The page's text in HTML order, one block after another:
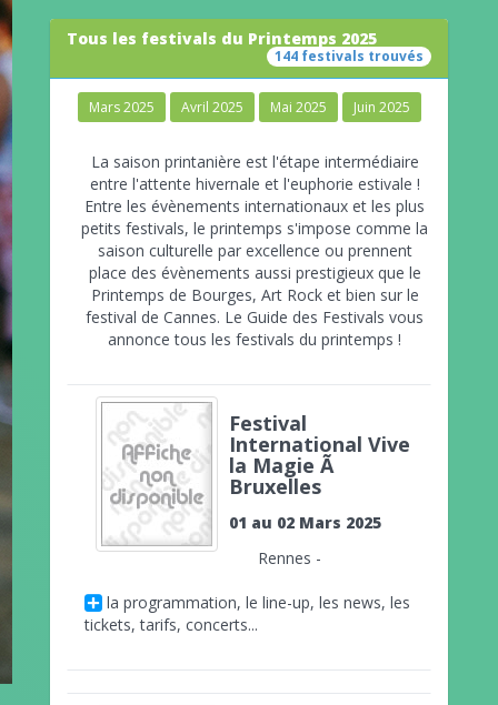
Tous les festivals du Printemps 2025
144 festivals trouvés
Mars 2025 Avril 2025 Mai 2025 Juin 2025
La saison printanière est l'étape intermédiaire
entre l'attente hivernale et l'euphorie estivale !
Entre les évènements internationaux et les plus
petits festivals, le printemps s'impose comme la
saison culturelle par excellence ou prennent
place des évènements aussi prestigieux que le
Printemps de Bourges, Art Rock et bien sur le
festival de Cannes. Le Guide des Festivals vous
annonce tous les festivals du printemps !
Festival
International Vive
la Magie Ã
Bruxelles
01 au 02 Mars 2025
Rennes -
la programmation, le line-up, les news, les
tickets, tarifs, concerts...